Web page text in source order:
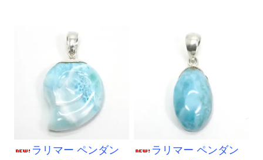
ラリマー ペンダン
ラリマー ペンダン